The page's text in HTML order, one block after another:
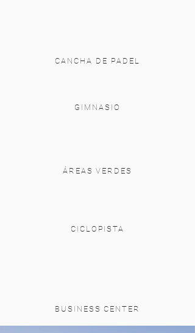
CANCHA DE PADEL
GIMNASIO
ÁREAS VERDES
CICLOPISTA
BUSINESS CENTER